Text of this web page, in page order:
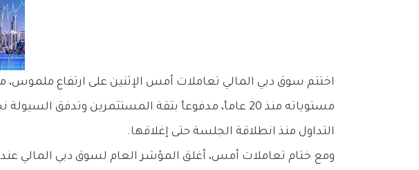
‬التداول‭ ‬منذ‭ ‬انطلاقة‭ ‬الجلسة‭ ‬حتى‭ ‬إغلاقها‭.‬